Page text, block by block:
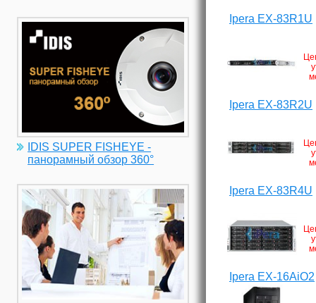
IDIS SUPER FISHEYE -
панорамный обзор 360°
Ipera EX-83R1U
Ipera EX-83R2U
Ipera EX-83R4U
Ipera EX-16AiO2